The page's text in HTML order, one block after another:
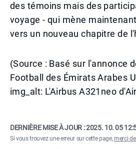
des témoins mais des
voyage - qui mène
vers un nouveau chapitre de
(Source : Basé sur l'annonce
Football des Émirats Arabes
img_alt: L'Airbus A321neo
DERNIÈRE MISE À JOUR :2025. 10. 05
Si vous trouvez une erreur sur cette page,merci